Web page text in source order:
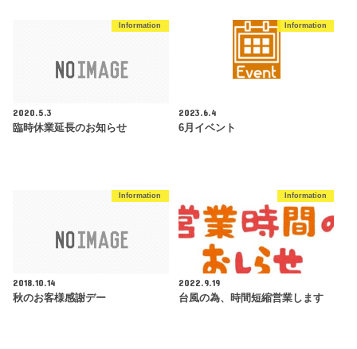
Information
2020.5.3
臨時休業延長のお知らせ
Information
2023.6.4
6月イベント
Information
2018.10.14
秋のお客様感謝デー
Information
2022.9.19
台風の為、時間短縮営業します